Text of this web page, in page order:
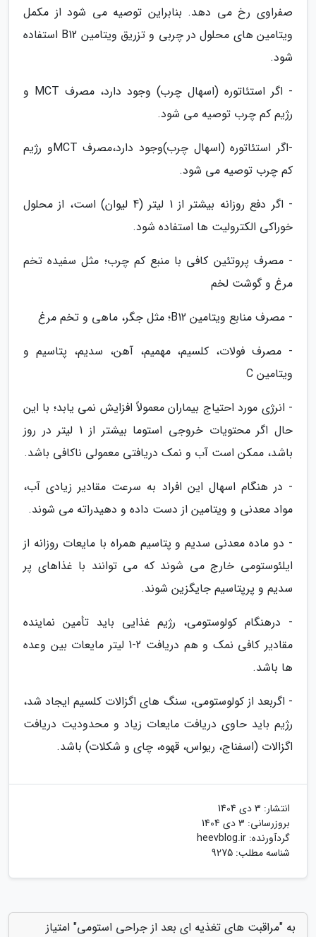
صفراوی رخ می دهد. بنابراین توصیه می شود از مکمل
ویتامین های محلول در چربی و تزریق ویتامین B12 استفاده
شود.
- اگر استئاتوره (اسهال چرب) وجود دارد، مصرف MCT و
رژیم کم چرب توصیه می شود.
-اگر استئاتوره (اسهال چرب)وجود دارد،مصرف MCTو رژیم
کم چرب توصیه می شود.
- اگر دفع روزانه بیشتر از 1 لیتر (4 لیوان) است، از محلول
خوراکی الکترولیت ها استفاده شود.
- مصرف پروتئین کافی با منبع کم چرب؛ مثل سفیده تخم
مرغ و گوشت لخم
- مصرف منابع ویتامین B12؛ مثل جگر، ماهی و تخم مرغ
- مصرف فولات، کلسیم، مهمیم، آهن، سدیم، پتاسیم و
ویتامین C
- انرژی مورد احتیاج بیماران معمولاً افزایش نمی یابد؛ با این
حال اگر محتویات خروجی استوما بیشتر از 1 لیتر در روز
باشد، ممکن است آب و نمک دریافتی معمولی ناکافی باشد.
- در هنگام اسهال این افراد به سرعت مقادیر زیادی آب،
مواد معدنی و ویتامین از دست داده و دهیدراته می شوند.
- دو ماده معدنی سدیم و پتاسیم همراه با مایعات روزانه از
ایلئوستومی خارج می شوند که می توانند با غذاهای پر
سدیم و پرپتاسیم جایگزین شوند.
- درهنگام کولوستومی، رژیم غذایی باید تأمین نماینده
مقادیر کافی نمک و هم دریافت 2-1 لیتر مایعات بین وعده
ها باشد.
- اگربعد از کولوستومی، سنگ های اگزالات کلسیم ایجاد شد،
رژیم باید حاوی دریافت مایعات زیاد و محدودیت دریافت
اگزالات (اسفناج، ریواس، قهوه، چای و شکلات) باشد.
انتشار: 3 دی 1404
بروزرسانی: 3 دی 1404
گردآورنده: heevblog.ir
شناسه مطلب: 9275
به "مراقبت های تغذیه ای بعد از جراحی استومی" امتیاز